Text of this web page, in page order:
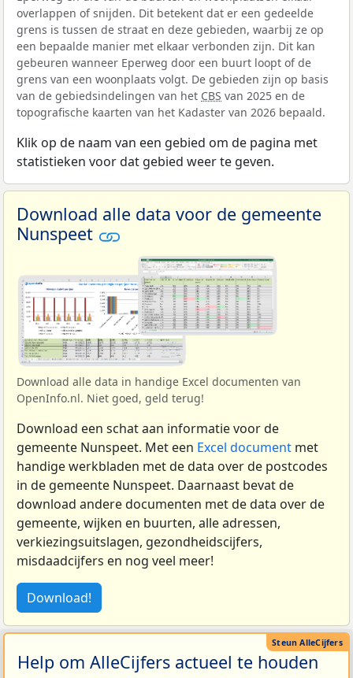
overlappen of snijden. Dit betekent dat er een gedeelde
grens is tussen de straat en deze gebieden, waarbij ze op
een bepaalde manier met elkaar verbonden zijn. Dit kan
gebeuren wanneer Eperweg door een buurt loopt of de
grens van een woonplaats volgt. De gebieden zijn op basis
van de gebiedsindelingen van het CBS van 2025 en de
topografische kaarten van het Kadaster van 2026 bepaald.
Klik op de naam van een gebied om de pagina met
statistieken voor dat gebied weer te geven.
Download alle data voor de gemeente
Nunspeet
Download alle data in handige Excel documenten van
OpenInfo.nl. Niet goed, geld terug!
Download een schat aan informatie voor de
gemeente Nunspeet. Met een Excel document met
handige werkbladen met de data over de postcodes
in de gemeente Nunspeet. Daarnaast bevat de
download andere documenten met de data over de
gemeente, wijken en buurten, alle adressen,
verkiezingsuitslagen, gezondheidscijfers,
misdaadcijfers en nog veel meer!
Download!
Help om AlleCijfers actueel te houden